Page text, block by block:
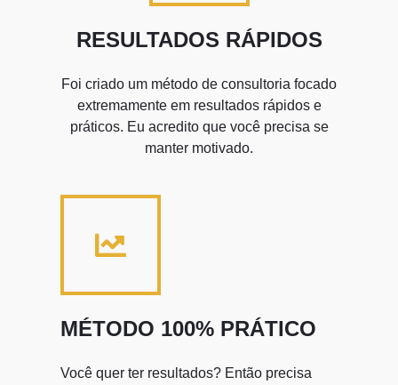
RESULTADOS RÁPIDOS
Foi criado um método de consultoria focado
extremamente em resultados rápidos e
práticos. Eu acredito que você precisa se
manter motivado.
MÉTODO 100% PRÁTICO
Você quer ter resultados? Então precisa